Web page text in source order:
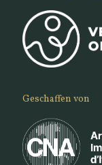
Geschaffen von